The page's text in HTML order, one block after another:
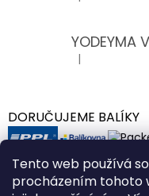
Tento web používá
procházením tohoto
YODEYMA
Hodnocení
|
DORUČUJEME BALÍKY